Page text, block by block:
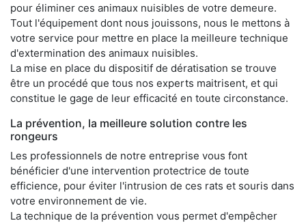
pour éliminer ces animaux nuisibles de votre demeure.
Tout l'équipement dont nous jouissons, nous le mettons à
votre service pour mettre en place la meilleure technique
d'extermination des animaux nuisibles.
La mise en place du dispositif de dératisation se trouve
être un procédé que tous nos experts maitrisent, et qui
constitue le gage de leur efficacité en toute circonstance.
La prévention, la meilleure solution contre les
rongeurs
Les professionnels de notre entreprise vous font
bénéficier d'une intervention protectrice de toute
efficience, pour éviter l'intrusion de ces rats et souris dans
votre environnement de vie.
La technique de la prévention vous permet d'empêcher